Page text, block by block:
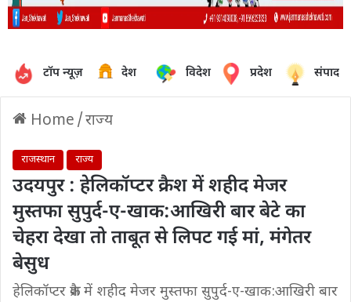
टॉप न्यूज़ देश विदेश प्रदेश
Home /राज्य
राजस्थान राज्य
उदयपुर : हेलिकॉप्टर क्रैश में शहीद मेजर
मुस्तफा सुपुर्द-ए-खाक:आखिरी बार बेटे का
चेहरा देखा तो ताबूत से लिपट गई मां, मंगेतर
बेसुध
हेलिकॉप्टर क्रैश में शहीद मेजर मुस्तफा सुपुर्द-ए-खाक:आखिरी बार